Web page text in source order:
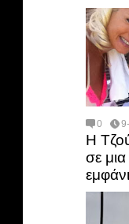
0
Η
σε μια